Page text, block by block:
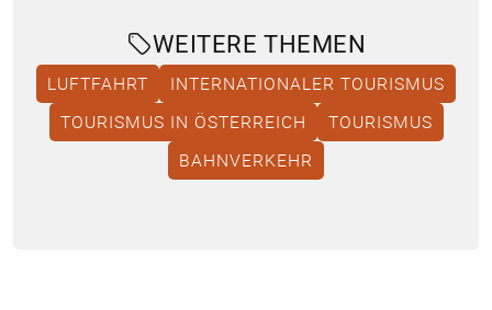
WEITERE THEMEN
LUFTFAHRT
INTERNATIONALER TOURISMUS
TOURISMUS IN ÖSTERREICH
TOURISMUS
BAHNVERKEHR